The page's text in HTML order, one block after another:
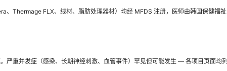
、Thermage FLX、线材、脂肪处理器材）均经 MFDS 注册，医师由韩国保健福祉
严重并发症（感染、长期神经刺激、血管事件）罕见但可能发生 — 各项目页面均列